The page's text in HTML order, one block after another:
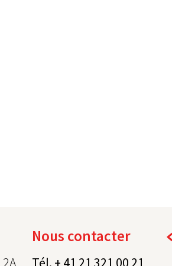
Nous contacter
Tél. + 41 21 321 00 21